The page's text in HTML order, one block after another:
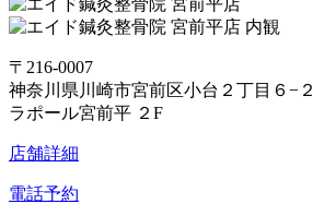
〒216-0007
神奈川県川崎市宮前区小台２丁目６−２
ラポール宮前平 ２F
店舗詳細
電話予約